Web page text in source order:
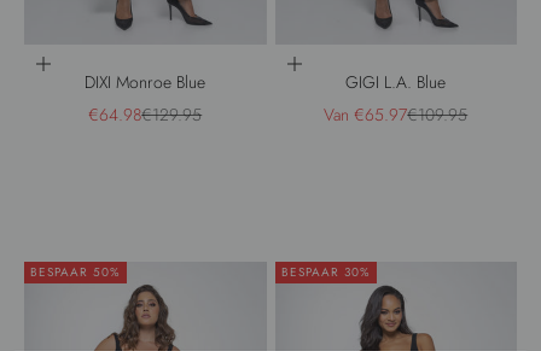
Opties kiezen
DIXI Monroe Blue
Aanbiedingsprijs
€64.98Normale prijs
€129.95
Opties kiezen
GIGI L.A. Blue
Aanbiedingsprijs
Van €65.97Normale prijs
€109.95
BESPAAR 50% BESPAAR 30%